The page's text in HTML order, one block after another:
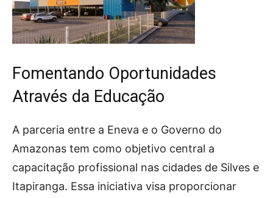
Fomentando Oportunidades
Através da Educação
A parceria entre a Eneva e o Governo do
Amazonas tem como objetivo central a
capacitação profissional nas cidades de Silves e
Itapiranga. Essa iniciativa visa proporcionar